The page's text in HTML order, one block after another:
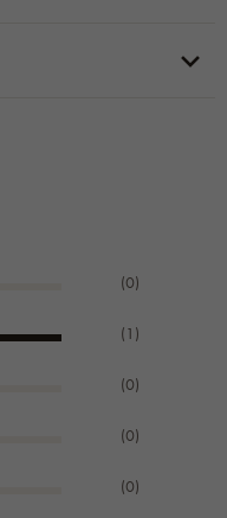
(0)
(1)
(0)
(0)
(0)